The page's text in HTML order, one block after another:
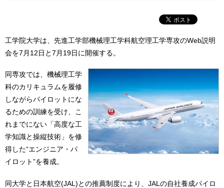
工学院大学は、先進工学部機械理工学科航空理工学専攻のWeb説明
会を7月12日と7月19日に開催する。
同専攻では、機械理工学
科のカリキュラムを履修
しながらパイロットにな
るための訓練を受け、こ
れまでにない「高度な工
学知識と操縦技術」を修
得した“エンジニア・パ
イロット”を養成。
同大学と日本航空(JAL)との推薦制度により、JALの自社養成パイロ